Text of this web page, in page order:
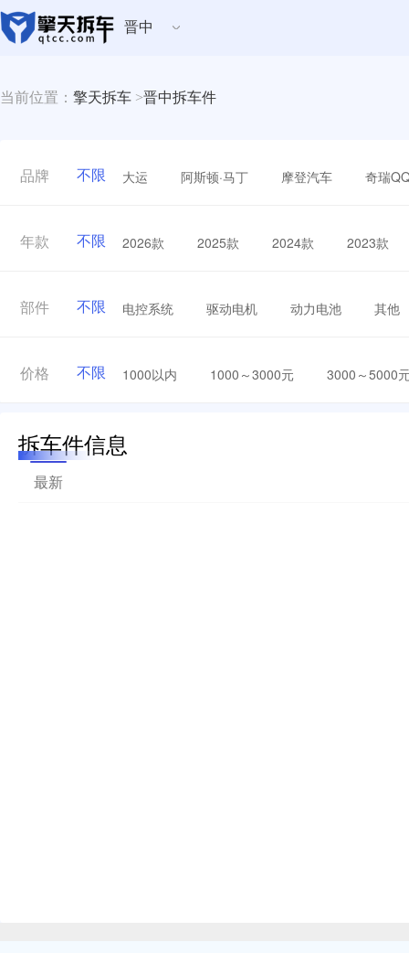
晋中
当前位置： 擎天拆车 >晋中拆车件
品牌 不限 大运 阿斯顿·马丁 摩登汽车 奇瑞
年款 不限 2026款 2025款 2024款 2023款
部件 不限 电控系统 驱动电机 动力电池 其他
价格 不限 1000以内 1000～3000元 3000～5000
拆车件信息
最新